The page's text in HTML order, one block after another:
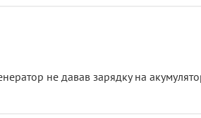
можна
абсурдно:
рідини потрібно міняти разом
не давав зарядку на